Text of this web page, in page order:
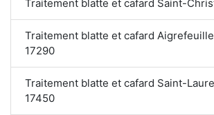
Traitement blatte et cafard Saint-
Traitement blatte et cafard
17290
Traitement blatte et cafard Saint-
17450